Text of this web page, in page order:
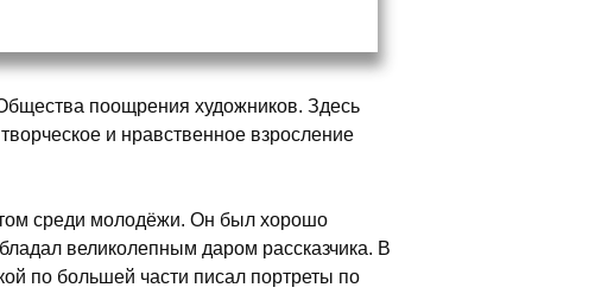
поощрения художников. Здесь
и нравственное взросление
среди молодёжи. Он был хорошо
великолепным даром рассказчика. В
по большей части писал портреты по